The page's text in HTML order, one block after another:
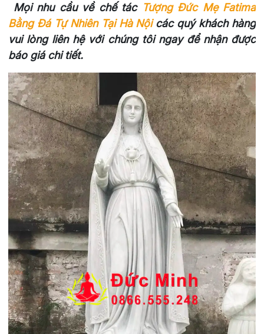
Mọi nhu cầu về chế tác Tượng Đức Mẹ Fatima
Bằng Đá Tự Nhiên Tại Hà Nộicác quý khách hàng
vui lòng liên hệ với chúng tôi ngay để nhận được
báo giá chi tiết.